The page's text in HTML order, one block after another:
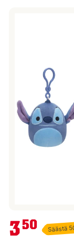
3,50 €
350 Säästä